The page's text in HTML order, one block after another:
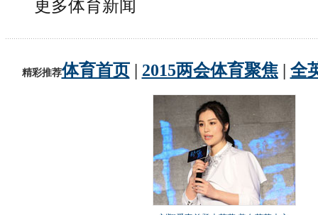
更多体育新闻